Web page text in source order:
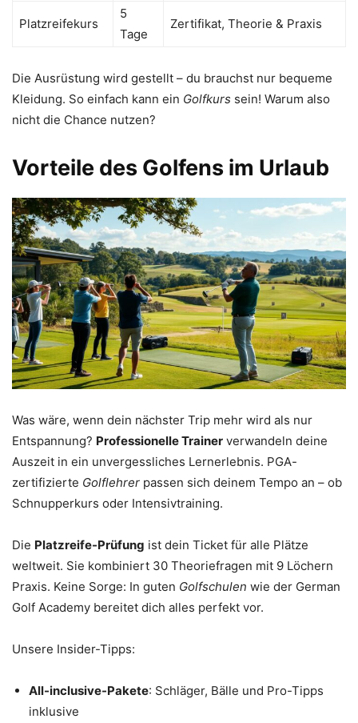
Platzreifekurs
5
Tage
Zertifikat, Theorie & Praxis
Die Ausrüstung wird gestellt – du brauchst nur bequeme
Kleidung. So einfach kann ein Golfkurs sein! Warum also
nicht die Chance nutzen?
Vorteile des Golfens im Urlaub
Was wäre, wenn dein nächster Trip mehr wird als nur
Entspannung? Professionelle Trainer verwandeln deine
Auszeit in ein unvergessliches Lernerlebnis. PGA-
zertifizierte Golflehrer passen sich deinem Tempo an – ob
Schnupperkurs oder Intensivtraining.
Die Platzreife-Prüfung ist dein Ticket für alle Plätze
weltweit. Sie kombiniert 30 Theoriefragen mit 9 Löchern
Praxis. Keine Sorge: In guten Golfschulen wie der German
Golf Academy bereitet dich alles perfekt vor.
Unsere Insider-Tipps:
All-inclusive-Pakete: Schläger, Bälle und Pro-Tipps
inklusive